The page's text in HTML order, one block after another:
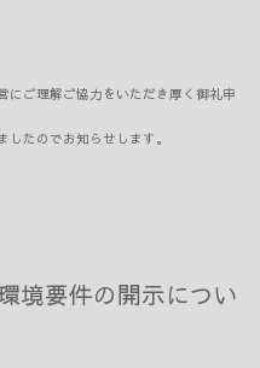
ご理解ご協力をいただき厚く御礼申
たのでお知らせします。
境要件の開示につい